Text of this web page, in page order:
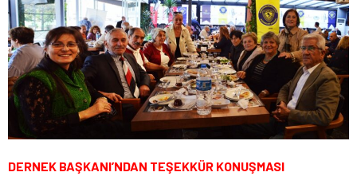
DERNEK BAŞKANI’NDAN TEŞEKKÜR KONUŞMASI